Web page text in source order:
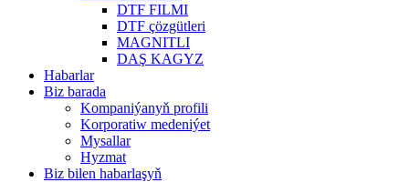
DTF FILMI
DTF çözgütleri
MAGNITLI
DAŞ KAGYZ
Habarlar
Biz barada
Kompaniýanyň profili
Korporatiw medeniýet
Mysallar
Hyzmat
Biz bilen habarlaşyň